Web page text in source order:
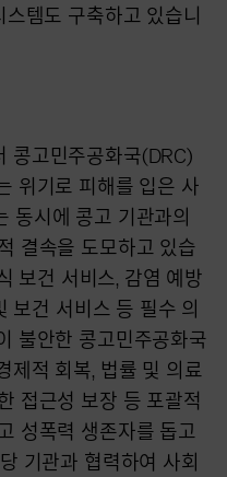
템도 구축하고 있습니
콩고민주공화국(DRC)
위기로 피해를 입은 사
동시에 콩고 기관과의
결속을 도모하고 있습
보건 서비스, 감염 예방
보건 서비스 등 필수 의
불안한 콩고민주공화국
제적 회복, 법률 및 의료
접근성 보장 등 포괄적
성폭력 생존자를 돕고
기관과 협력하여 사회